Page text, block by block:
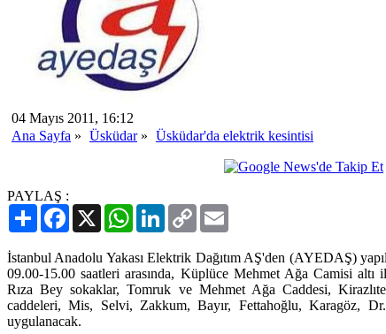
04 Mayıs 2011, 16:12
Ana Sayfa » Üsküdar» Üsküdar'da elektrik kesintisi
PAYLAŞ :
PaylaşFacebook
X WhatsAppLinkedIn
Copy
Link
İstanbul Anadolu Yakası Elektrik Dağıtım AŞ'den (AYEDAŞ)
09.00-15.00 saatleri arasında, Küplüce Mehmet Ağa Camisi altı
Rıza Bey sokaklar, Tomruk ve Mehmet Ağa Caddesi,
caddeleri, Mis, Selvi, Zakkum, Bayır, Fettahoğlu, Karagöz,
uygulanacak.